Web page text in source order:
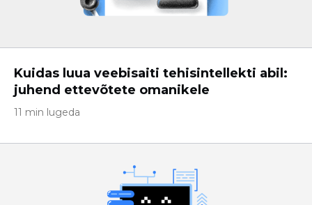
Kuidas luua veebisaiti tehisintellekti abil:
juhend ettevõtete omanikele
11 min lugeda